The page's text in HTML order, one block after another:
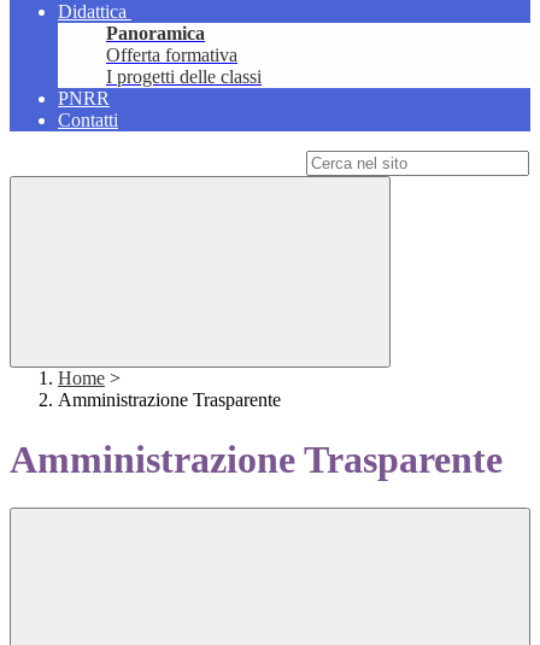
Didattica
Panoramica
Offerta formativa
I progetti delle classi
PNRR
Contatti
Home >
Amministrazione Trasparente
Amministrazione Trasparente